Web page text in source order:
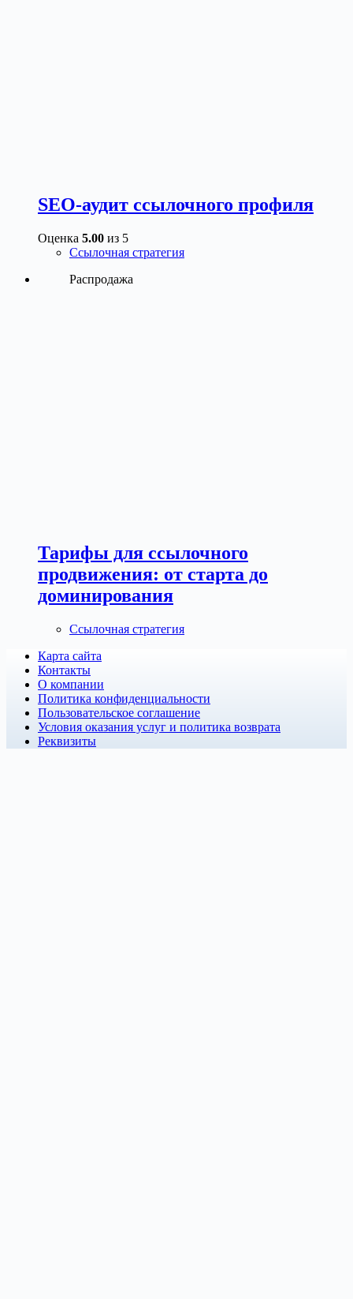
SEO-аудит ссылочного профиля
Оценка 5.00 из 5
Ссылочная стратегия
Распродажа
Тарифы для ссылочного
продвижения: от старта до
доминирования
Ссылочная стратегия
товар
имеет
несколько
вариаций.
Опции
можно
выбрать
Карта сайта
Контакты
О компании
Политика конфиденциальности
Пользовательское соглашение
Условия оказания услуг и политика возврата
Реквизиты